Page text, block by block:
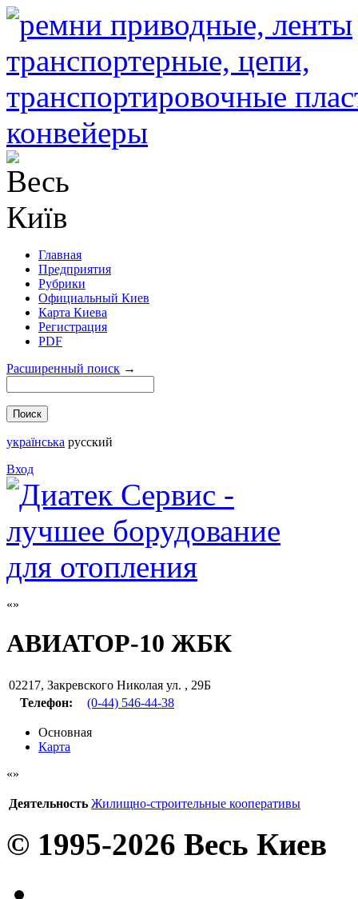
Главная
Предприятия
Рубрики
Официальный Киев
Карта Киева
Регистрация
PDF
Расширенный поиск →
українська русский
Вход
АВИАТОР-10 ЖБК
02217, Закревского Николая ул. , 29Б
Телефон:
(0-44) 546-44-38
Основная
Карта
Деятельность Жилищно-строительные кооперативы
© 1995-2026 Весь Киев